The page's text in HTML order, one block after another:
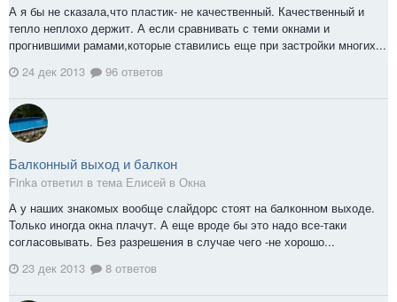
А я бы не сказала,что пластик- не качественный. Качественный и
тепло неплохо держит. А если сравнивать с теми окнами и
прогнившими рамами,которые ставились еще при застройки многих...
24 дек 2013
96 ответов
Балконный выход и балкон
Finka ответил в тема Елисей в Окна
А у наших знакомых вообще слайдорс стоят на балконном выходе.
Только иногда окна плачут. А еще вроде бы это надо все-таки
согласовывать. Без разрешения в случае чего -не хорошо...
23 дек 2013
8 ответов